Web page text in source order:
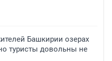
Башкирии озерах
туристы довольны не